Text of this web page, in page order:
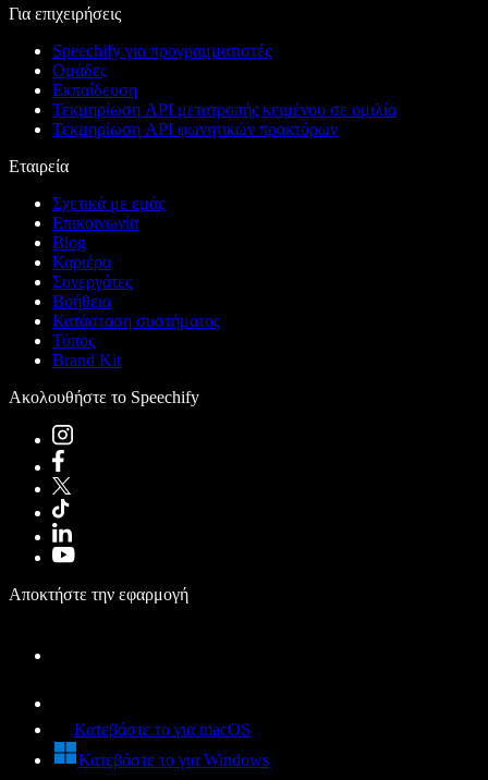
Για επιχειρήσεις
Speechify για προγραμματιστές
Ομάδες
Εκπαίδευση
Τεκμηρίωση API μετατροπής κειμένου σε ομιλία
Τεκμηρίωση API φωνητικών πρακτόρων
Εταιρεία
Σχετικά με εμάς
Επικοινωνία
Blog
Καριέρα
Συνεργάτες
Βοήθεια
Κατάσταση συστήματος
Τύπος
Brand Kit
Ακολουθήστε το Speechify
Αποκτήστε την εφαρμογή
Κατεβάστε το για macOS
Κατεβάστε το για Windows